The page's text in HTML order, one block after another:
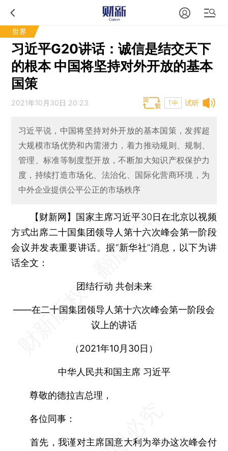
世界
习近平G20讲话：诚信是结交天下
的根本 中国将坚持对外开放的基本
国策
试听
2021年10月30日 20:23 T中
习近平说，中国将坚持对外开放的基本国策，发挥超
大规模市场优势和内需潜力，着力推动规则、规制、
管理、标准等制度型开放，不断加大知识产权保护力
度，持续打造市场化、法治化、国际化营商环境，为
中外企业提供公平公正的市场秩序
【财新网】 国家主席习近平30日在北京以视频
方式出席二十国集团领导人第十六次峰会第一阶段
会议并发表重要讲话。据“新华社”消息，以下为讲
话全文：
团结行动 共创未来
——在二十国集团领导人第十六次峰会第一阶段会
议上的讲话
（2021年10月30日）
中华人民共和国主席 习近平
尊敬的德拉吉总理，
各位同事：
首先，我谨对主席国意大利为举办这次峰会付